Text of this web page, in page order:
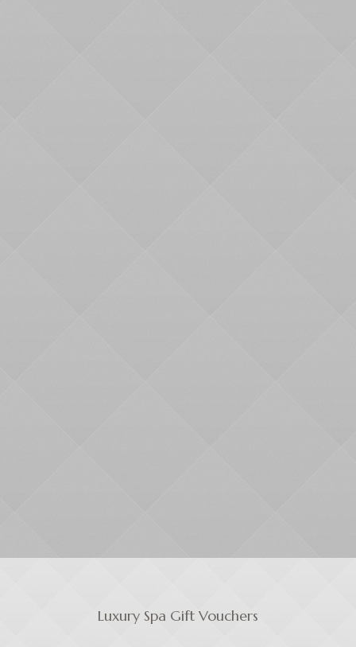
Luxury Spa Gift Vouchers